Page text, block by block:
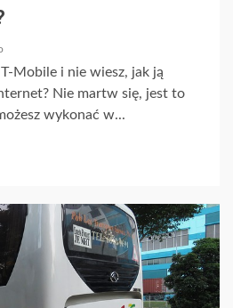
Mobile i nie wiesz, jak ją
Nie martw się, jest to
wykonać w...